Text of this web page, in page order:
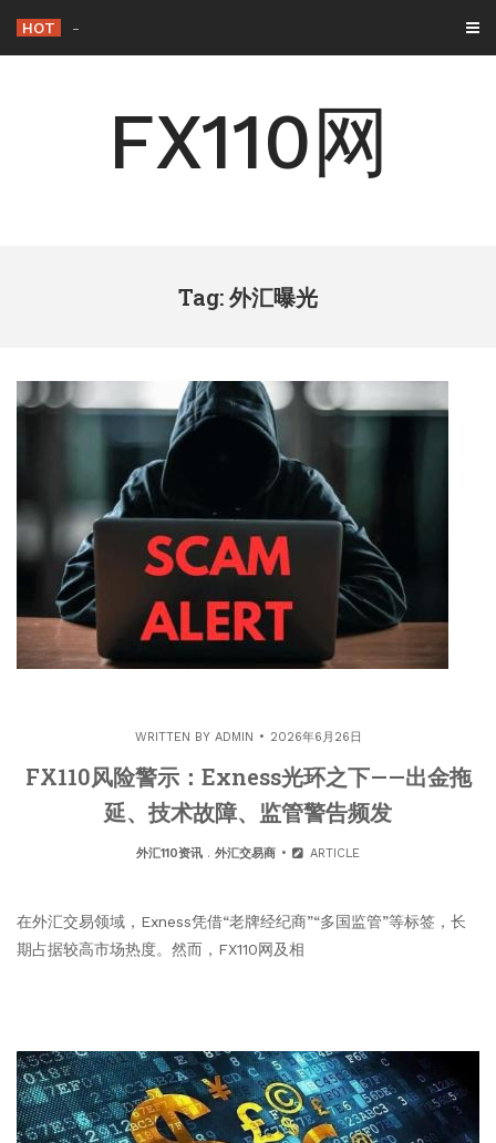
content
HOT 背离与背驰：一字之差，交易逻辑天壤之别
FX110网
Tag: 外汇曝光
WRITTEN BY ADMIN 2026年6月26日
FX110风险警示：Exness光环之下——出金拖
延、技术故障、监管警告频发
外汇110资讯 .外汇交易商 ARTICLE
在外汇交易领域，Exness凭借“老牌经纪商”“多国监管”等标签，长
期占据较高市场热度。然而，FX110网及相